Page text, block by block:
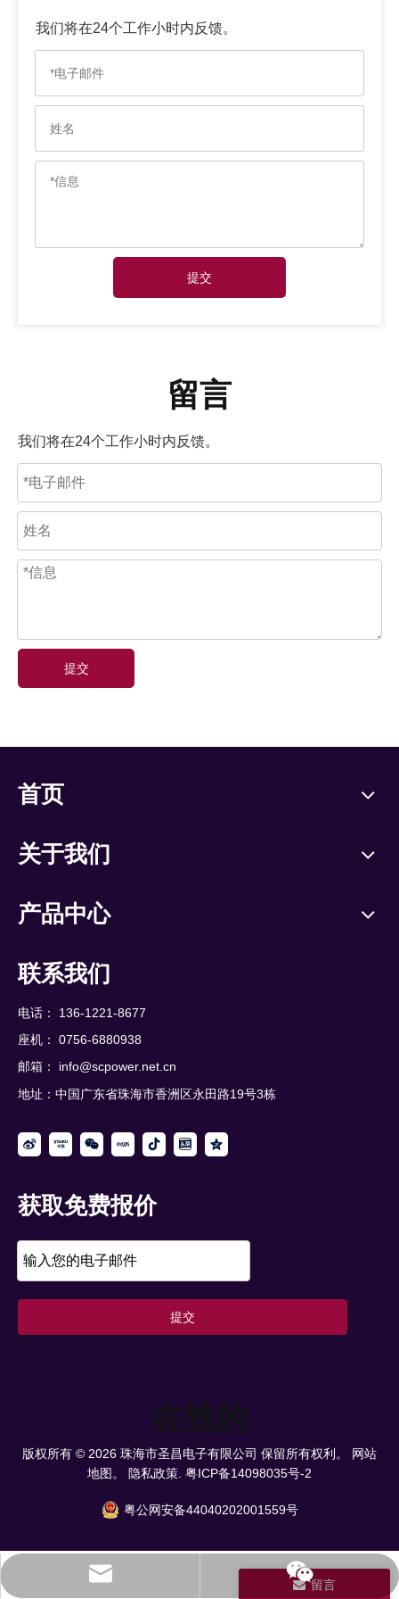
我们将在24个工作小时内反馈。
提交
留言
留言
我们将在24个工作小时内反馈。
提交
首页
关于我们
产品中心
联系我们
电话： 136-1221-8677
座机： 0756-6880938
邮箱： info@scpower.net.cn
地址：中国广东省珠海市香洲区永田路19号3栋
获取免费报价
提交
在线的
版权所有 © 2026 珠海市圣昌电子有限公司 保留所有权利。 网站
地图。
隐私政策. 粤ICP备14098035号-2
粤公网安备44040202001559号